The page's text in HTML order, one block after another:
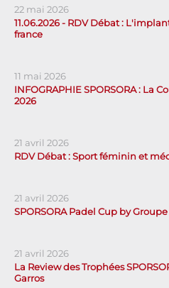
22 mai 2026
11.06.2026 - RDV Débat :
france
11 mai 2026
INFOGRAPHIE SPORSORA : La
2026
21 avril 2026
RDV Débat : Sport féminin et
21 avril 2026
SPORSORA Padel Cup by Groupe
21 avril 2026
La Review des Trophées
Garros